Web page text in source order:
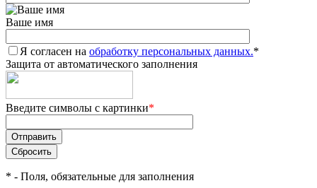
Ваше имя
Я согласен на обработку персональных данных.*
Защита от автоматического заполнения
Введите символы с картинки*
* - Поля, обязательные для заполнения